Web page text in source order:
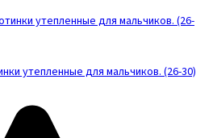
утепленные для мальчиков. (26-30)